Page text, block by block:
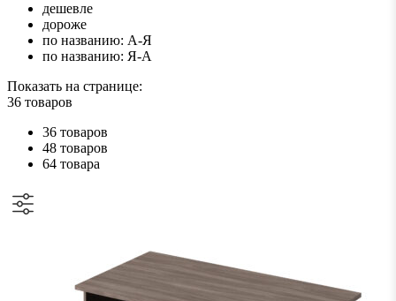
дешевле
дороже
по названию: А-Я
по названию: Я-А
Показать на странице:
36 товаров
36 товаров
48 товаров
64 товара